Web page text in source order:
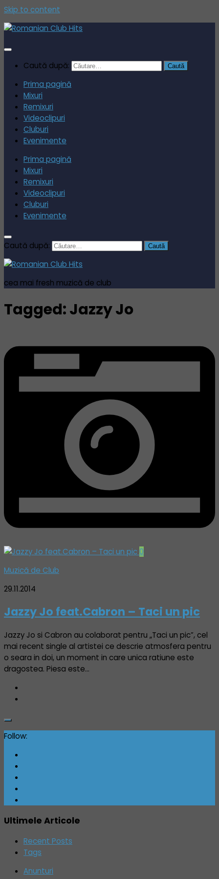
Skip to content
Caută după:
Prima pagină
Mixuri
Remixuri
Videoclipuri
Cluburi
Evenimente
Prima pagină
Mixuri
Remixuri
Videoclipuri
Cluburi
Evenimente
Caută după:
cea mai fresh muzică de club
Tagged:Jazzy Jo
0
Muzică de Club
29.11.2014
Jazzy Jo feat.Cabron – Taci un pic
Jazzy Jo si Cabron au colaborat pentru „Taci un pic”, cel
mai recent single al artistei ce descrie atmosfera pentru
o seara in doi, un moment in care unica ratiune este
dragostea. Piesa este...
Follow:
Ultimele Articole
Recent Posts
Tags
Anunturi